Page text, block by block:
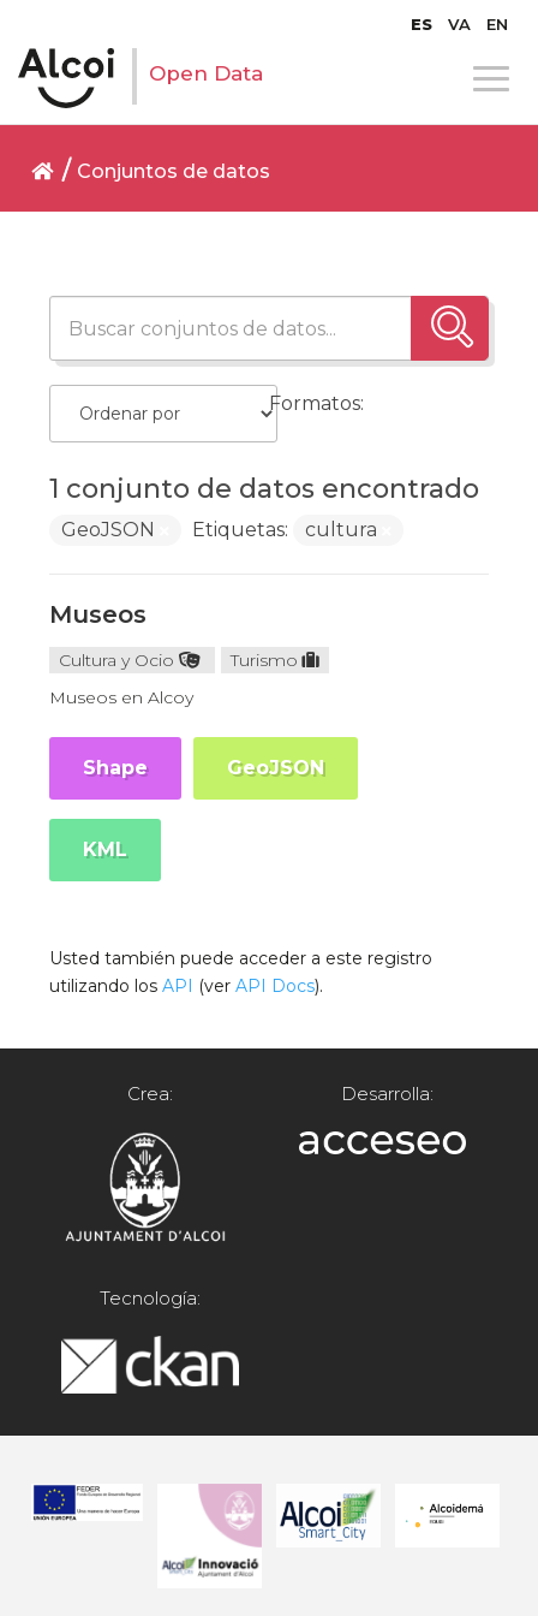
ES VA EN
Open Data
Conjuntos de datos
1 conjunto de datos encontrado
Formatos:
GeoJSON Etiquetas: cultura
Museos
Cultura y Ocio
Turismo
Museos en Alcoy
Shape GeoJSON
KML
Usted también puede acceder a este registro
utilizando losAPI (verAPI Docs).
Crea: Desarrolla:
Tecnología: